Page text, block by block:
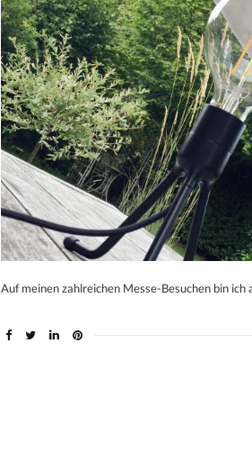
Auf meinen zahlreichen Messe-Besuchen bin